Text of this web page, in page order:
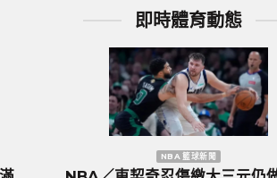
即時體育動態
歐洲國家盃 足球新聞